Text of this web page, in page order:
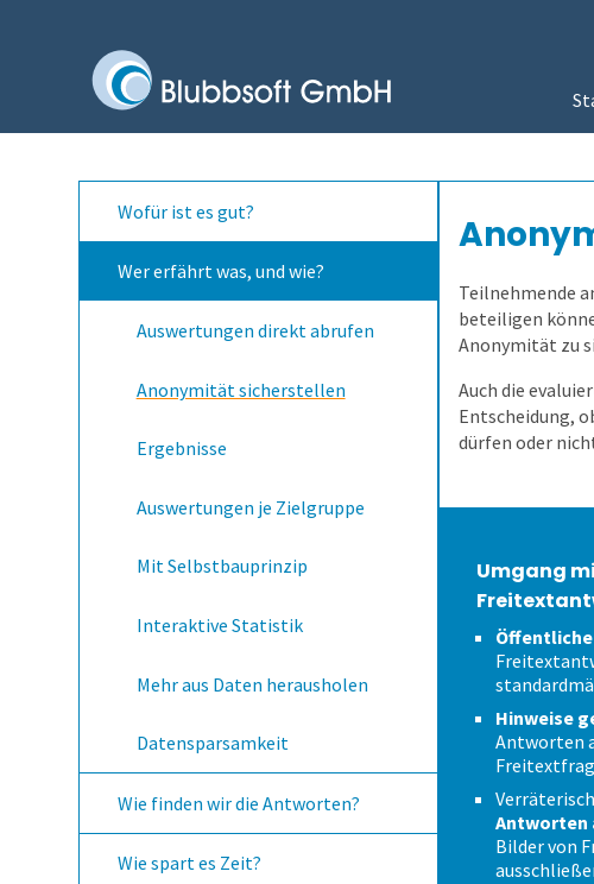
Wofür ist es gut?
Wer erfährt was, und wie?
Auswertungen direkt abrufen
Anonymität sicherstellen
Ergebnisse
Auswertungen je Zielgruppe
Mit Selbstbauprinzip
Interaktive Statistik
Mehr aus Daten herausholen
Datensparsamkeit
Wie finden wir die Antworten?
Wie spart es Zeit?
Teilnehmende
beteiligen
Anonymität zu
Auch die
Entscheidung,
dürfen oder
Umgang
Hinweise
Antworten
Antworten
Bilder von